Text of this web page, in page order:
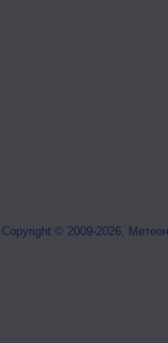
Copyright © 2009-2026,